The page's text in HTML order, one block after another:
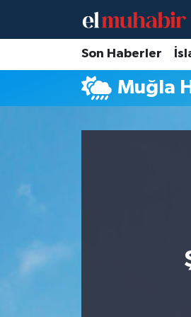
Son Haberler
Muğla
Hava Durumu
Trafik Durumu